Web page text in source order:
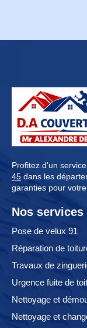
Profitez d'un
45 dans les
garanties pour
Nos services
Pose de velux 91
Réparation de
Travaux de
Urgence fuite de
Nettoyage et
Nettoyage et